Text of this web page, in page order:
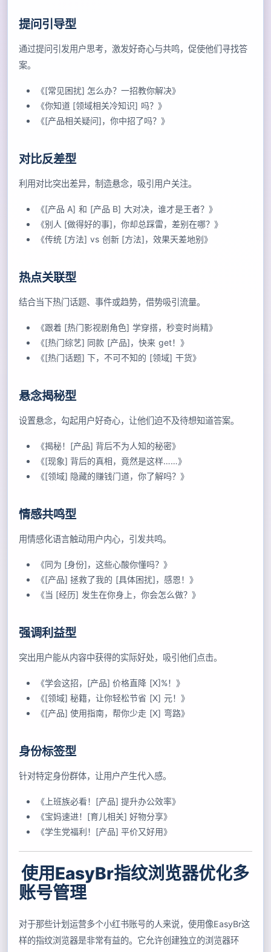
提问引导型
通过提问引发用户思考，激发好奇心与共鸣，促使他们寻找答
案。
《[常见困扰] 怎么办？一招教你解决》
《你知道 [领域相关冷知识] 吗？》
《[产品相关疑问]，你中招了吗？》
对比反差型
利用对比突出差异，制造悬念，吸引用户关注。
《[产品 A] 和 [产品 B] 大对决，谁才是王者？》
《别人 [做得好的事]，你却总踩雷，差别在哪？》
《传统 [方法] vs 创新 [方法]，效果天差地别》
热点关联型
结合当下热门话题、事件或趋势，借势吸引流量。
《跟着 [热门影视剧角色] 学穿搭，秒变时尚精》
《[热门综艺] 同款 [产品]，快来 get！》
《[热门话题] 下，不可不知的 [领域] 干货》
悬念揭秘型
设置悬念，勾起用户好奇心，让他们迫不及待想知道答案。
《揭秘！[产品] 背后不为人知的秘密》
《[现象] 背后的真相，竟然是这样……》
《[领域] 隐藏的赚钱门道，你了解吗？》
情感共鸣型
用情感化语言触动用户内心，引发共鸣。
《同为 [身份]，这些心酸你懂吗？》
《[产品] 拯救了我的 [具体困扰]，感恩！》
《当 [经历] 发生在你身上，你会怎么做？》
强调利益型
突出用户能从内容中获得的实际好处，吸引他们点击。
《学会这招，[产品] 价格直降 [X]%！》
《[领域] 秘籍，让你轻松节省 [X] 元！》
《[产品] 使用指南，帮你少走 [X] 弯路》
身份标签型
针对特定身份群体，让用户产生代入感。
《上班族必看！[产品] 提升办公效率》
《宝妈速进！[育儿相关] 好物分享》
《学生党福利！[产品] 平价又好用》
使用EasyBr指纹浏览器优化多
账号管理
对于那些计划运营多个小红书账号的人来说，使用像EasyBr这
样的指纹浏览器是非常有益的。它允许创建独立的浏览器环